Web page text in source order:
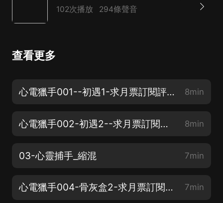
102次播放 294條聲音
查看更多
心電獵手001--初遇1-求月票訂閱評論 8min
心電獵手002-初遇2--求月票訂閱評論 8min
03-心靈捕手_縮混 7min
心電獵手004-骨灰盒2-求月票訂閱評論 7min